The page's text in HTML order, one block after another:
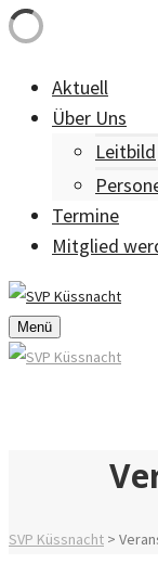
Aktuell
Über Uns
Leitbild
Termine
Mitglied
Menü
SVP Küssnacht >